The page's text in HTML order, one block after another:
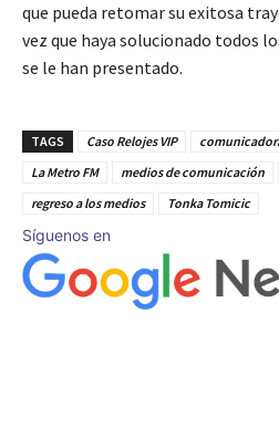
que pueda retomar su exitosa
vez que haya solucionado todos
se le han presentado.
TAGS Caso Relojes VIP
La Metro FM
medios de comunicación
regreso a los medios
Tonka Tomicic
Síguenos en